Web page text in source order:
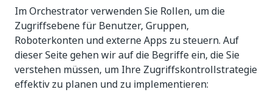
Im Orchestrator verwenden Sie Rollen, um die
Zugriffsebene für Benutzer, Gruppen,
Roboterkonten und externe Apps zu steuern. Auf
dieser Seite gehen wir auf die Begriffe ein, die Sie
verstehen müssen, um Ihre Zugriffskontrollstrategie
effektiv zu planen und zu implementieren: